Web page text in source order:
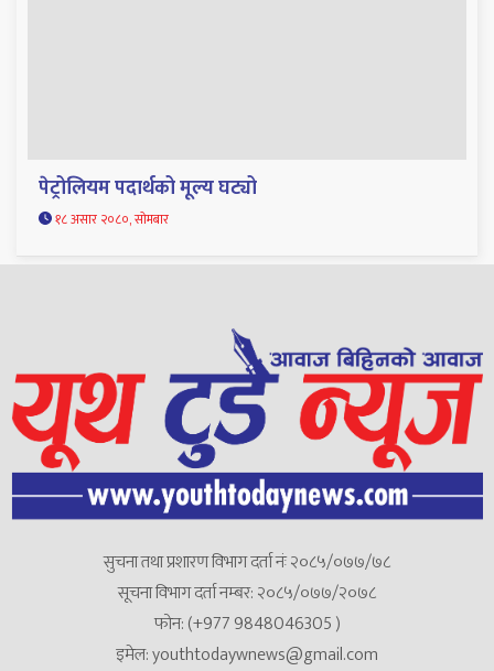
पेट्रोलियम पदार्थको मूल्य घट्यो
१८ असार २०८०, सोमबार
सुचना तथा प्रशारण विभाग दर्ता नंः २०८५/०७७/७८
सूचना विभाग दर्ता नम्बर: २०८५/०७७/२०७८
फोन: (+977 9848046305 )
इमेल: youthtodaywnews@gmail.com